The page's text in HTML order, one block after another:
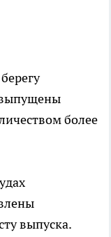
более
выпуска.